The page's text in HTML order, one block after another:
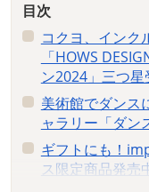
目次
コクヨ、インク
「HOWS
ン2024」三つ星
美術館でダンス
ャラリー「ダン
ギフトにも！
ス限定商品発売